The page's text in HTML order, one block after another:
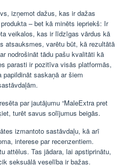
izņemot dažus, kas ir dažas
– bet kā minēts iepriekš: Ir
veikalos, kas ir līdzīgas vārdus kā
atsauksmes, varētu būt, kā rezultātā
nodrošināt tādu pašu kvalitāti kā
parasti ir pozitīva visās platformās,
saskaņā ar šiem
par jautājumu “MaleExtra pret
turēt savus solījumus beigās.
izmantoto sastāvdaļu, kā arī
interese par recenzentiem.
attēlus. Tas jādara, lai apstiprinātu,
seksuālā veselība ir bažas.